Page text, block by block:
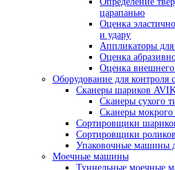
Расходные
контроля
Приборы для
Вихретоковые
Зонды и
Дефектоскопы на
Контроль
Контроль изоляции и
Комплектующие